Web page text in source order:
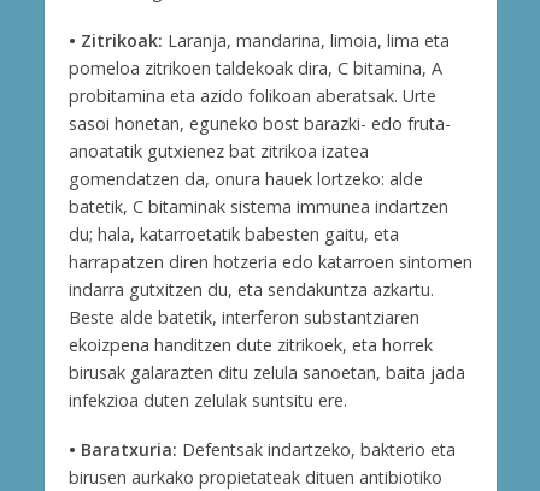
• Zitrikoak: Laranja, mandarina, limoia, lima eta
pomeloa zitrikoen taldekoak dira, C bitamina, A
probitamina eta azido folikoan aberatsak. Urte
sasoi honetan, eguneko bost barazki- edo fruta-
anoatatik gutxienez bat zitrikoa izatea
gomendatzen da, onura hauek lortzeko: alde
batetik, C bitaminak sistema immunea indartzen
du; hala, katarroetatik babesten gaitu, eta
harrapatzen diren hotzeria edo katarroen sintomen
indarra gutxitzen du, eta sendakuntza azkartu.
Beste alde batetik, interferon substantziaren
ekoizpena handitzen dute zitrikoek, eta horrek
birusak galarazten ditu zelula sanoetan, baita jada
infekzioa duten zelulak suntsitu ere.
• Baratxuria: Defentsak indartzeko, bakterio eta
birusen aurkako propietateak dituen antibiotiko